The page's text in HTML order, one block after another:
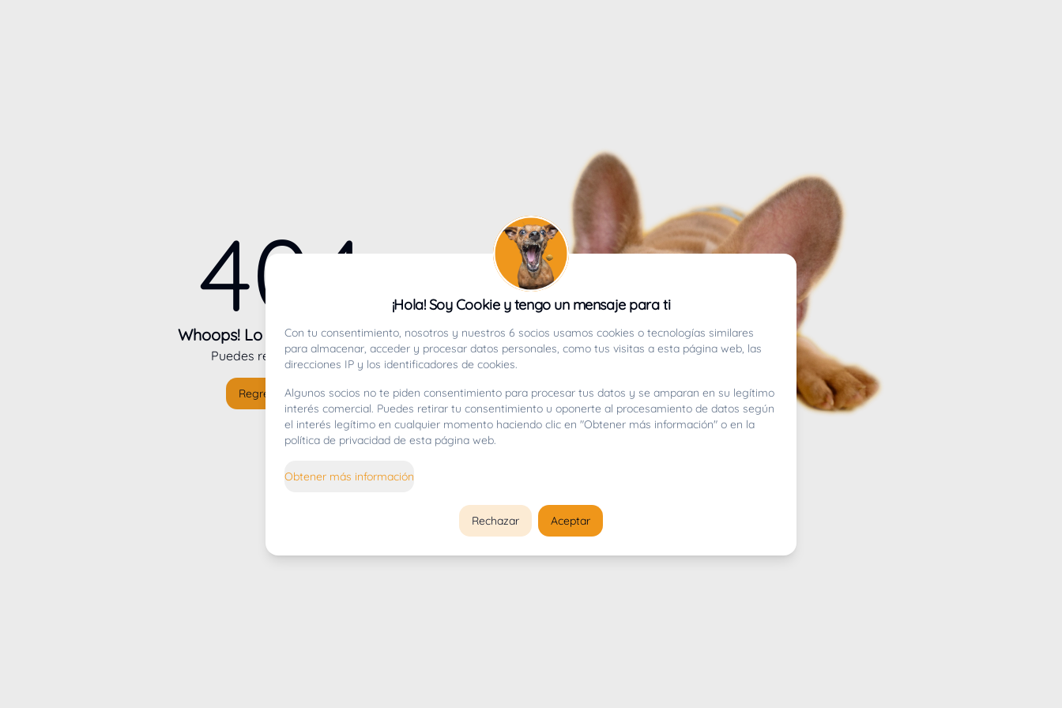
404
Whoops! Lo sentimos mucho.
Puedes regresar alinicio
Regresar al inicio
¡Hola! Soy Cookie y tengo un mensaje para ti
Con tu consentimiento, nosotros y nuestros 6 socios usamos cookies o tecnologías similares
para almacenar, acceder y procesar datos personales, como tus visitas a esta página web, las
direcciones IP y los identificadores de cookies.
Algunos socios no te piden consentimiento para procesar tus datos y se amparan en su legítimo
interés comercial. Puedes retirar tu consentimiento u oponerte al procesamiento de datos según
el interés legítimo en cualquier momento haciendo clic en "Obtener más información" o en la
política de privacidad de esta página web.
Obtener más información
Rechazar Aceptar